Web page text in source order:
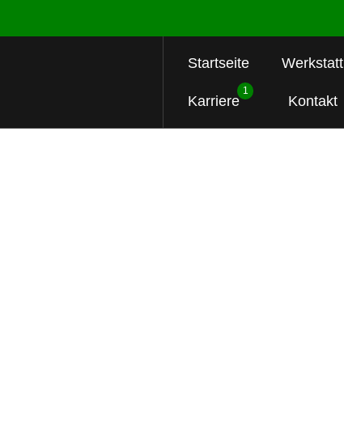
Startseite Werkstatt
Karriere
1
Kontakt